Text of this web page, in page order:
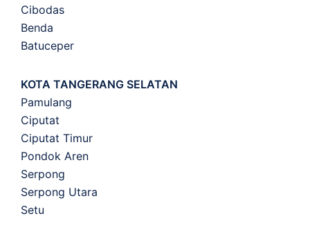
Cibodas
Benda
Batuceper
KOTA TANGERANG SELATAN
Pamulang
Ciputat
Ciputat Timur
Pondok Aren
Serpong
Serpong Utara
Setu